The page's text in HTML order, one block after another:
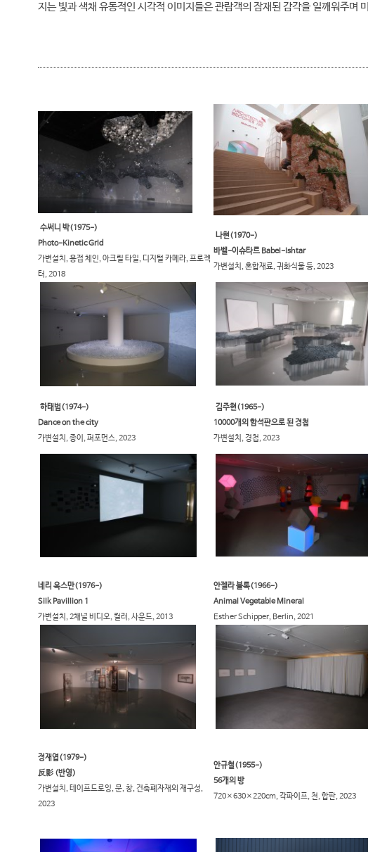
지는 빛과 색채 유동적인 시각적 이미지들은 관람객의 잠재된 감각을 일깨워주며
수써니 박(1975-)​​
Photo-Kinetic Grid
가변설치, 용접 체인, 아크릴 타일, 디지털 카메라, 프로젝
터, 2018​
나현(1970-)
바벨-이슈타르 Babel-Ishtar
가변설치, 혼합재료, 귀화식물 등, 2023​
하태범(1974-)
Dance on the city
가변설치, 종이, 퍼포먼스, 2023​
김주현(1965-)
​10000개의 함석판으로 된 경첩
가변설치, 경첩, 2023​​
네리 옥스만(1976-)
Silk Pavillion 1
가변설치, 2채널 비디오, 컬러, 사운드, 2013​
안젤라 블록(1966-)
​Animal Vegetable Mineral
Esther Schipper, Berlin, 2021​
정재​엽(1979-)
反影 (반영)
가변설치, 테이프드로잉, 문, 창, 건축폐자재의 재구성,
2023​
안규철(1955-)
56개의 방
720×630×220cm, 각파이프, 천, 합판, 2023​